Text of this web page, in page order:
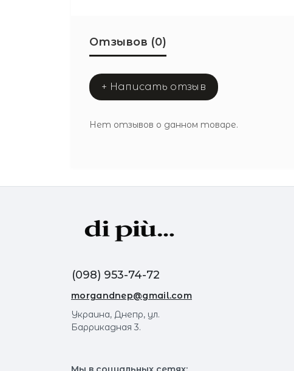
Отзывов (0)
+ Написать отзыв
Нет отзывов о данном товаре.
(098) 953-74-72
morgandnep@gmail.com
Украина, Днепр, ул.
Баррикадная 3.